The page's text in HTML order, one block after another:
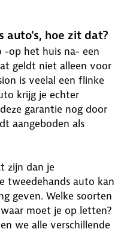
auto's, hoe zit dat?
-op het huis na- een
geldt niet alleen voor
is veelal een flinke
krijg je echter
garantie nog door
aangeboden als
zijn dan je
tweedehands auto kan
geven. Welke soorten
moet je op letten?
we alle verschillende